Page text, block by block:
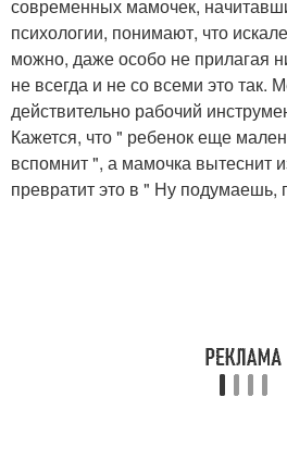
современных мамочек,
психологии, понимают, что
можно, даже особо не прилагая
не всегда и не со всеми это так.
действительно рабочий
Кажется, что " ребенок еще
вспомнит ", а мамочка вытеснит
превратит это в " Ну подумаешь,